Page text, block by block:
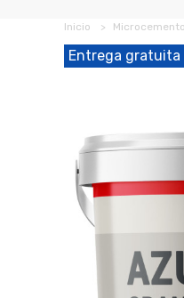
Inicio Microcemento
Entrega gratuita